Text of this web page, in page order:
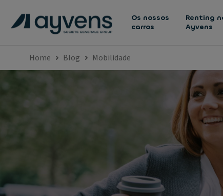
Os nossos
carros
Renting
Ayvens
Home Blog Mobilidade